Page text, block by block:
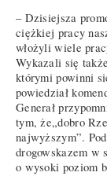
– Dzisiejsza
ciężkiej pracy
włożyli wiele
Wykazali się
którymi powinni
powiedział
Generał
tym, że„dobro
najwyższym”.
drogowskazem w
o wysoki poziom